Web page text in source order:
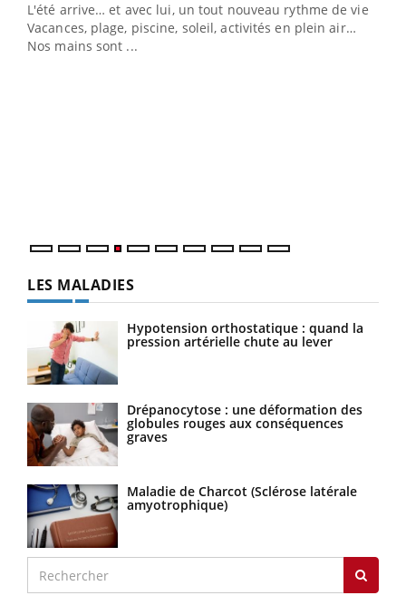
L'été arrive… et avec lui, un tout nouveau rythme de vie !
Vacances, plage, piscine, soleil, activités en plein air…
Nos mains sont ...
LES MALADIES
Hypotension orthostatique : quand la
pression artérielle chute au lever
Drépanocytose : une déformation des
globules rouges aux conséquences
graves
Maladie de Charcot (Sclérose latérale
amyotrophique)